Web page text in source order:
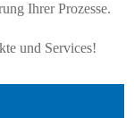
Ihrer Prozesse.
und Services!